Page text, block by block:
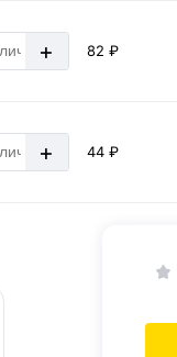
+ 82 ₽
+ 44 ₽